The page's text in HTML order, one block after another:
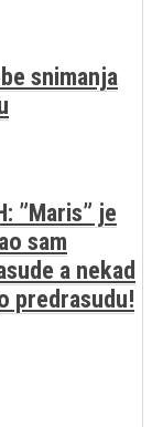
snimanja
”Maris” je
sam
a nekad
predrasudu!